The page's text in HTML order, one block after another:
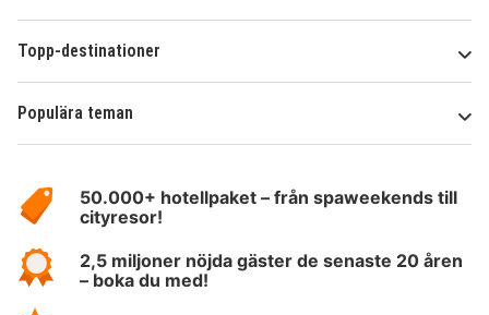
Topp-destinationer
Populära teman
HotelSpecials50.000+ hotellpaket – från spaweekends till
cityresor!
2,5 miljoner nöjda gäster de senaste 20 åren
– boka du med!